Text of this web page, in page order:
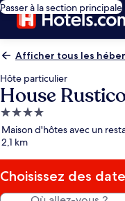
Passer à la section principale
Afficher tous les
Hôte particulier
House
Hébergement
4.0 étoiles
Maison d'hôtes avec un
2,1 km
Choisissez des